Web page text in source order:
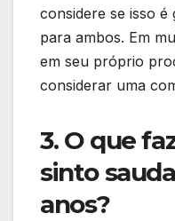
considere se isso é
para ambos. Em
em seu próprio
considerar uma
3. O que
sinto
anos?